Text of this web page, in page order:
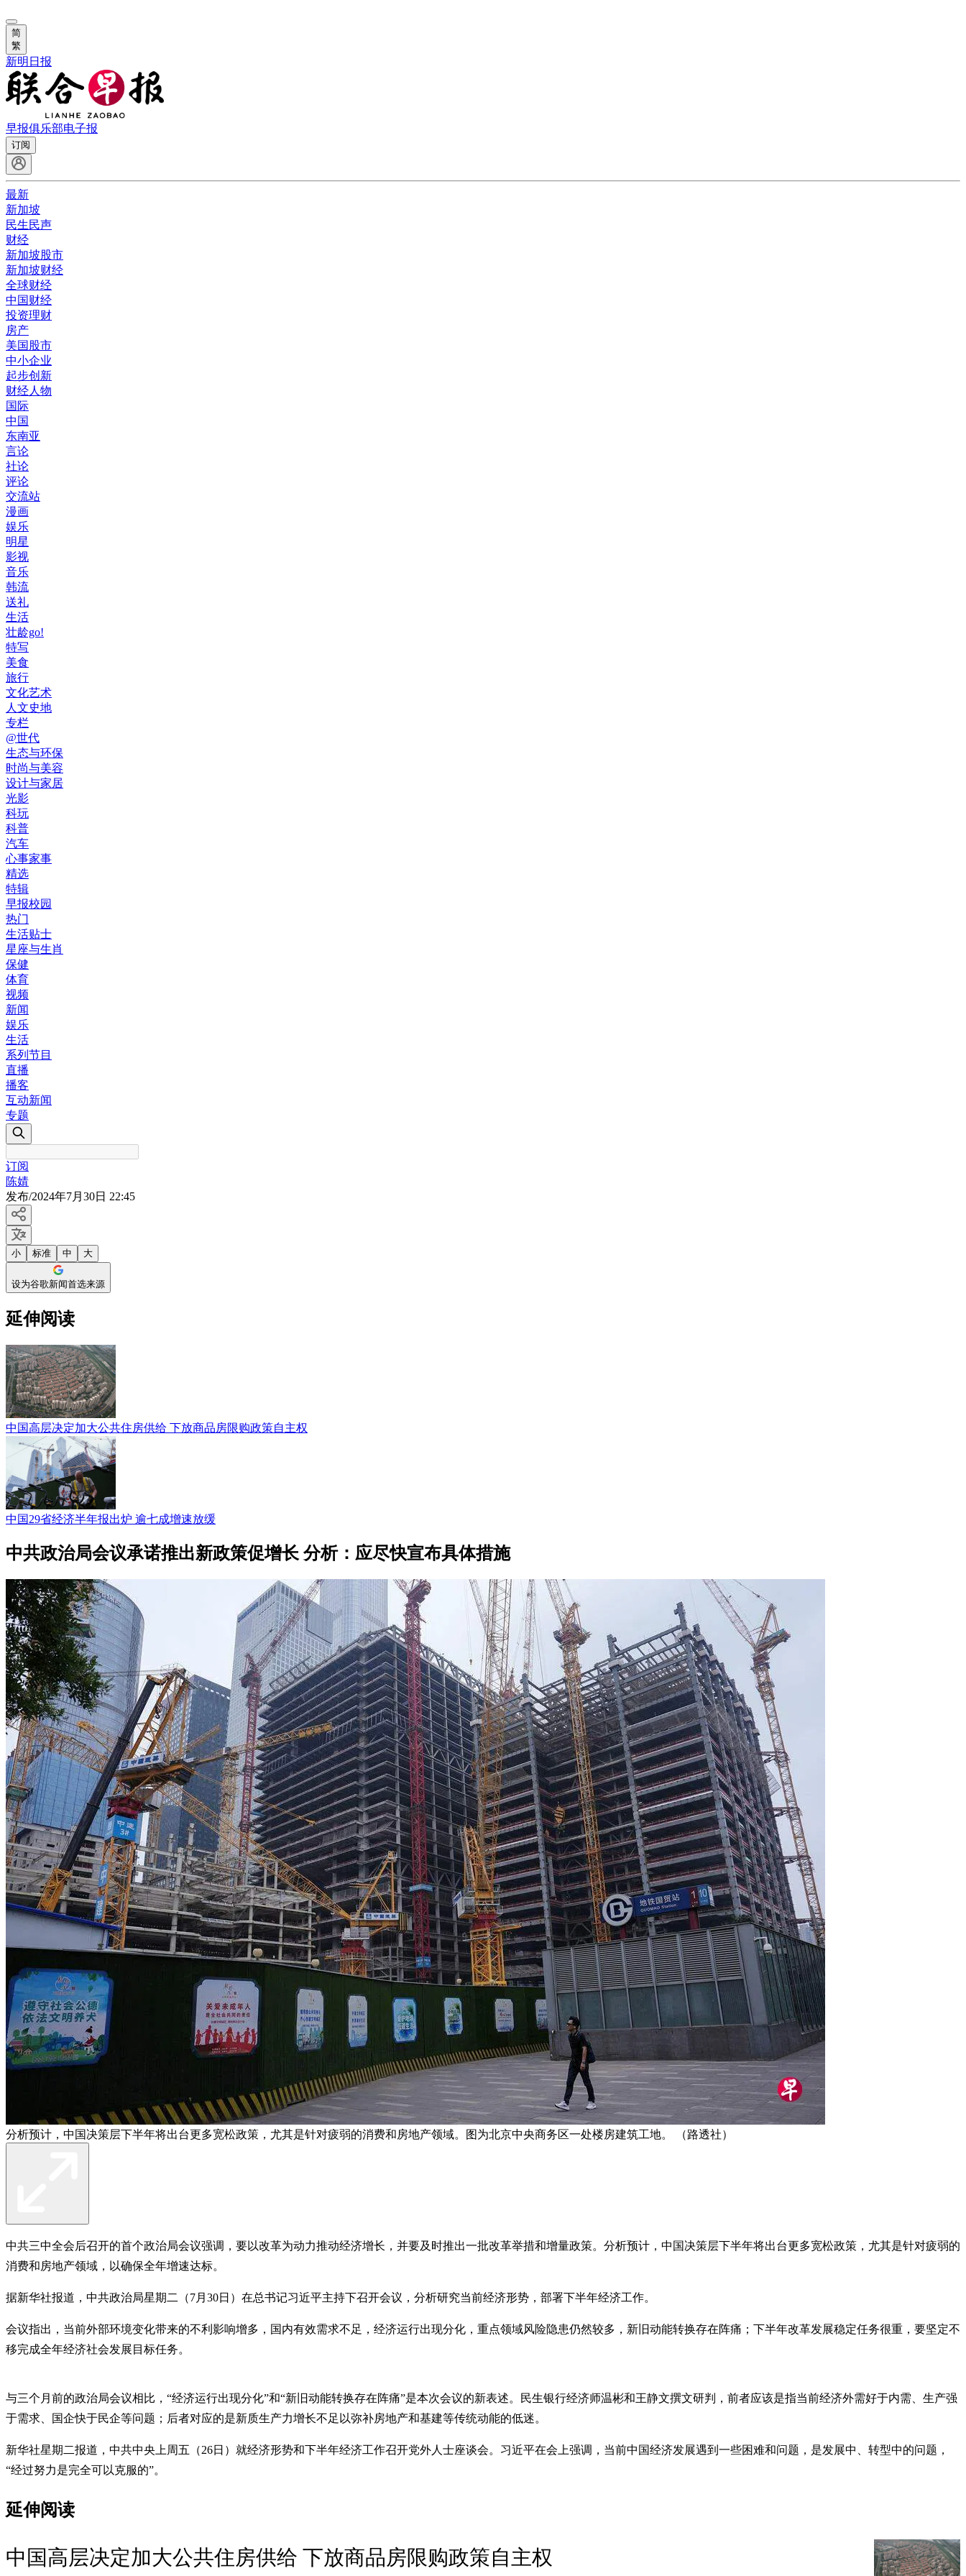
简
繁
新明日报
早报俱乐部电子报
订阅
最新
新加坡
民生民声
财经
新加坡股市
新加坡财经
全球财经
中国财经
投资理财
房产
美国股市
中小企业
起步创新
财经人物
国际
中国
东南亚
言论
社论
评论
交流站
漫画
娱乐
明星
影视
音乐
韩流
送礼
生活
壮龄go!
特写
美食
旅行
文化艺术
人文史地
专栏
@世代
生态与环保
时尚与美容
设计与家居
光影
科玩
科普
汽车
心事家事
精选
特辑
早报校园
热门
生活贴士
星座与生肖
保健
体育
视频
新闻
娱乐
生活
系列节目
直播
播客
互动新闻
专题
订阅
陈婧
发布/2024年7月30日 22:45
小 标准 中 大
设为谷歌新闻首选来源
延伸阅读
中国高层决定加大公共住房供给 下放商品房限购政策自主权
中国29省经济半年报出炉 逾七成增速放缓
中共政治局会议承诺推出新政策促增长 分析：应尽快宣布具体措施
分析预计，中国决策层下半年将出台更多宽松政策，尤其是针对疲弱的消费和房地产领域。图为北京中央商务区一处楼房建筑工地。 （路透社）
中共三中全会后召开的首个政治局会议强调，要以改革为动力推动经济增长，并要及时推出一批改革举措和增量政策。分析预计，中国决策层下半年将出台更多宽松政策，尤其是针对疲弱的
消费和房地产领域，以确保全年增速达标。
据新华社报道，中共政治局星期二（7月30日）在总书记习近平主持下召开会议，分析研究当前经济形势，部署下半年经济工作。
会议指出，当前外部环境变化带来的不利影响增多，国内有效需求不足，经济运行出现分化，重点领域风险隐患仍然较多，新旧动能转换存在阵痛；下半年改革发展稳定任务很重，要坚定不
移完成全年经济社会发展目标任务。
与三个月前的政治局会议相比，“经济运行出现分化”和“新旧动能转换存在阵痛”是本次会议的新表述。民生银行经济师温彬和王静文撰文研判，前者应该是指当前经济外需好于内需、生产强
于需求、国企快于民企等问题；后者对应的是新质生产力增长不足以弥补房地产和基建等传统动能的低迷。
新华社星期二报道，中共中央上周五（26日）就经济形势和下半年经济工作召开党外人士座谈会。习近平在会上强调，当前中国经济发展遇到一些困难和问题，是发展中、转型中的问题，
“经过努力是完全可以克服的”。
延伸阅读
中国高层决定加大公共住房供给 下放商品房限购政策自主权